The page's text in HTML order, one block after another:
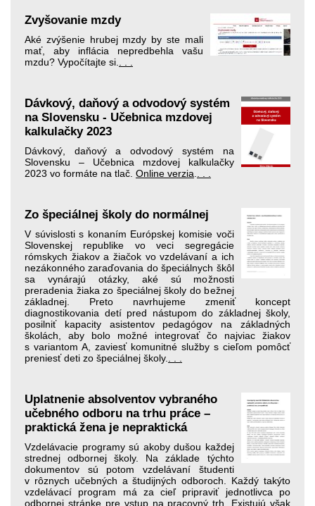
Zvyšovanie mzdy
Aké zvýšenie hrubej mzdy by ste mali
mať, aby inflácia nepredbehla vašu
mzdu? Vypočítajte si.
Dávkový, daňový a odvodový systém
na Slovensku - Učebnica mzdovej
kalkulačky 2023
Dávkový, daňový a odvodový systém na
Slovensku – Učebnica mzdovej kalkulačky
2023 vo formáte na tlač. Online verzia
Zo špeciálnej školy do normálnej
V súvislosti s konaním Európskej komisie voči
Slovenskej republike vo veci segregácie
rómskych žiakov a žiačok vo vzdelávaní a ich
nezákonného zaraďovania do špeciálnych škôl
sa vynárajú otázky, aké sú možnosti
preradenia žiaka zo špeciálnej školy do bežnej
základnej. Preto navrhujeme zmeniť koncept
diagnostikovania detí pred nástupom do základnej školy,
posilniť kapacity asistentov pedagógov na základných
školách, aby bolo možné integrovať čo najviac žiakov
s variantom A, zaviesť komunitné služby s cieľom pomôcť
preniesť deti zo špeciálnej školy.
Uplatnenie absolventov vybraného
učebného odboru na trhu práce –
praktická žena je nepraktická
Vzdelávacie programy sú akoby dušou každej
strednej odbornej školy. Na základe týchto
dokumentov sú potom vzdelávaní študenti
v rôznych učebných a študijných odboroch. Každý takýto
vzdelávací program má za cieľ pripraviť jednotlivca po
odbornej stránke pre vstup na pracovný trh. Existujú však